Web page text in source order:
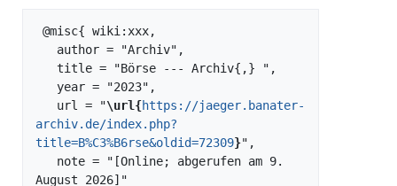
   url = "
\url{https://jaeger.banater-
archiv.de/index.php?
title=B%C3%B6rse&oldid=72309}",
August 2026]"